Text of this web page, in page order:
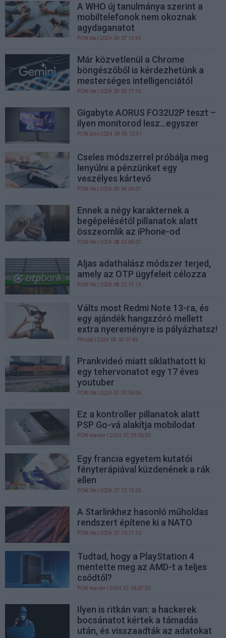
A WHO új tanulmánya szerint a
mobiltelefonok nem okoznak
agydaganatot
PCW.lite | 2024.09.07 12:45
Már közvetlenül a Chrome
böngészőből is kérdezhetünk a
mesterséges intelligenciától
PCW.lite | 2024.09.05 17:15
Gigabyte AORUS FO32U2P teszt –
ilyen monitorod lesz…egyszer
PCW.pro | 2024.09.05 12:31
Cseles módszerrel próbálja meg
lenyúlni a pénzünket egy
veszélyes kártevő
PCW.lite | 2024.09.04 06:01
Ennek a négy karakternek a
begépelésétől pillanatok alatt
összeomlik az iPhone-od
PCW.lite | 2024.08.26 06:07
Aljas adathalász módszer terjed,
amely az OTP ügyfeleit célozza
PCW.lite | 2024.08.25 15:13
Válts most Redmi Note 13-ra, és
egy ajándék hangszóró mellett
extra nyereményre is pályázhatsz!
PR cikk | 2024.08.05 07:49
Prankvideó miatt siklathatott ki
egy tehervonatot egy 17 éves
youtuber
PCW.lite | 2024.07.30 06:06
Ez a kontroller pillanatok alatt
PSP Go-vá alakítja mobilodat
PCW.master | 2024.07.29 06:03
Egy francia egyetem kutatói
fényterápiával küzdenének a rák
ellen
PCW.lite | 2024.07.12 15:25
A Starlinkhez hasonló műholdas
rendszert építene ki a NATO
PCW.lite | 2024.07.10 17:10
Tudtad, hogy a PlayStation 4
mentette meg az AMD-t a teljes
csődtől?
PCW.master | 2024.07.06 07:03
Ilyen is ritkán van: a hackerek
bocsánatot kértek a támadás
után, és visszaadták az adatokat